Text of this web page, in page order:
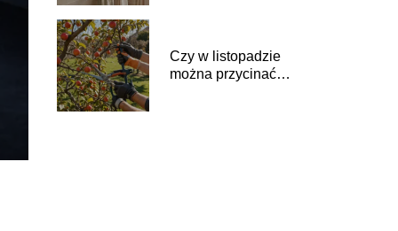
Czy w listopadzie
można przycinać